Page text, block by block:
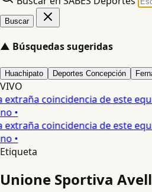
Buscar
▲ Búsquedas sugeridas
Huachipato Deportes Concepción
VIVO
extraña coincidencia de este
•
extraña coincidencia de este
•
Etiqueta
Unione Sportiva